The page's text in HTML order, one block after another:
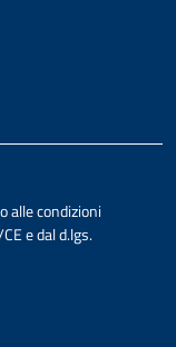
alle condizioni
e dal d.lgs.